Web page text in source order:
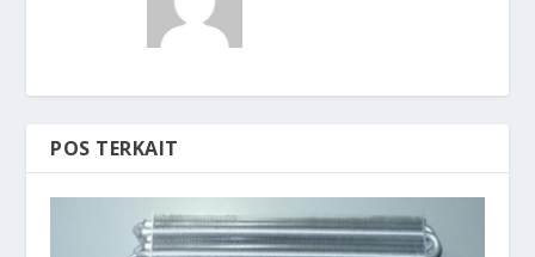
POS TERKAIT